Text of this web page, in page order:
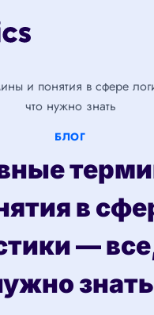
и понятия в сфере
что нужно знать
БЛОГ
в
—
знать